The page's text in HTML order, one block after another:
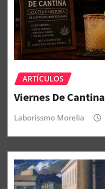
ARTÍCULOS
Viernes De Cantina
Laborissmo Morelia